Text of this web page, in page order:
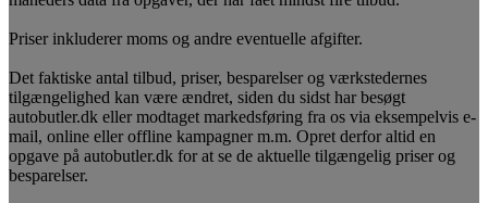
Priser inkluderer moms og andre eventuelle afgifter.
Det faktiske antal tilbud, priser, besparelser og værkstedernes
tilgængelighed kan være ændret, siden du sidst har besøgt
autobutler.dk eller modtaget markedsføring fra os via eksempelvis e-
mail, online eller offline kampagner m.m. Opret derfor altid en
opgave på autobutler.dk for at se de aktuelle tilgængelig priser og
besparelser.